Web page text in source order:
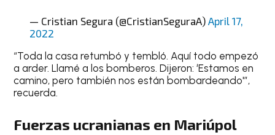
— Cristian Segura (@CristianSeguraA) April 17,
2022
“Toda la casa retumbó y tembló. Aquí todo empezó
a arder. Llamé a los bomberos. Dijeron: ‘Estamos en
camino, pero también nos están bombardeando'”,
recuerda.
Fuerzas ucranianas en Mariúpol